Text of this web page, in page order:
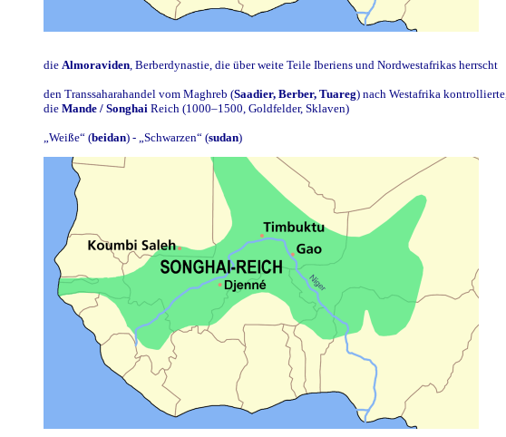
die Almoraviden , Berberdynastie, die über weite Teile Iberiens und Nordwestafrikas herrscht
den Transsaharahandel vom Maghreb (Saadier, Berber, Tuareg) nach Westafrika kontrollierte,
die Mande / Songhai Reich (1000–1500, Goldfelder, Sklaven)
„Weiße“ (beidan) - „Schwarzen“ (sudan)